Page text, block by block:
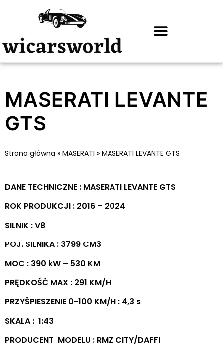
MASERATI LEVANTE
GTS
Strona główna » MASERATI » MASERATI LEVANTE GTS
DANE TECHNICZNE : MASERATI LEVANTE GTS
ROK PRODUKCJI : 2016 – 2024
SILNIK : V8
POJ. SILNIKA : 3799 CM3
MOC : 390 kW – 530 KM
PRĘDKOŚĆ MAX : 291 KM/H
PRZYŚPIESZENIE 0-100 KM/H : 4,3 s
SKALA : 1:43
PRODUCENT MODELU : RMZ CITY/DAFFI